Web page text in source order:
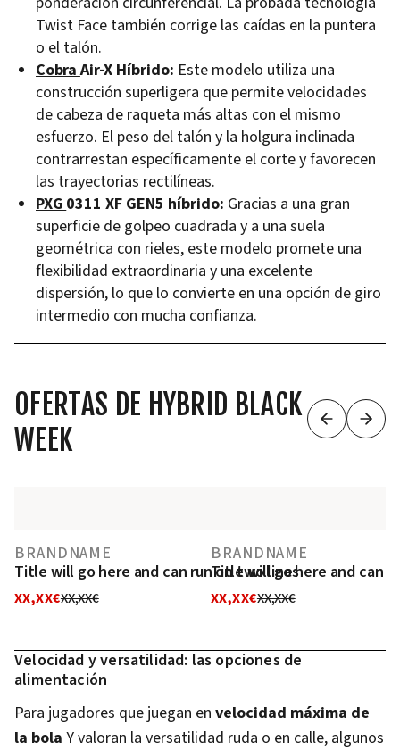
Twist Face también corrige las caídas en la puntera
o el talón.
CobraAir-X Híbrido: Este modelo utiliza una
construcción superligera que permite velocidades
de cabeza de raqueta más altas con el mismo
esfuerzo. El peso del talón y la holgura inclinada
contrarrestan específicamente el corte y favorecen
las trayectorias rectilíneas.
PXG0311 XF GEN5 híbrido: Gracias a una gran
superficie de golpeo cuadrada y a una suela
geométrica con rieles, este modelo promete una
flexibilidad extraordinaria y una excelente
dispersión, lo que lo convierte en una opción de giro
intermedio con mucha confianza.
OFERTAS DE HYBRID BLACK
WEEK
BRANDNAME
Title will go here and can run on two lines
XX,XX€XX,XX€
BRANDNAME
Title will go here and can
XX,XX€XX,XX€
Velocidad y versatilidad: las opciones de
alimentación
Para jugadores que juegan en velocidad máxima de
la bola Y valoran la versatilidad ruda o en calle, algunos